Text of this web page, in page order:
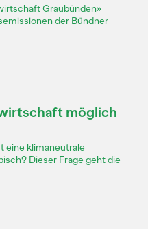
Graubünden»
der Bündner
möglich
eine klimaneutrale
Dieser Frage geht die